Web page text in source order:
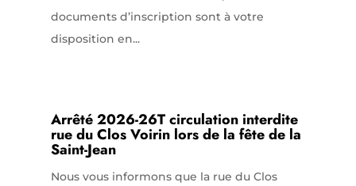
documents d’inscription sont à votre
disposition en...
Arrêté 2026-26T circulation interdite
rue du Clos Voirin lors de la fête de la
Saint-Jean
Nous vous informons que la rue du Clos